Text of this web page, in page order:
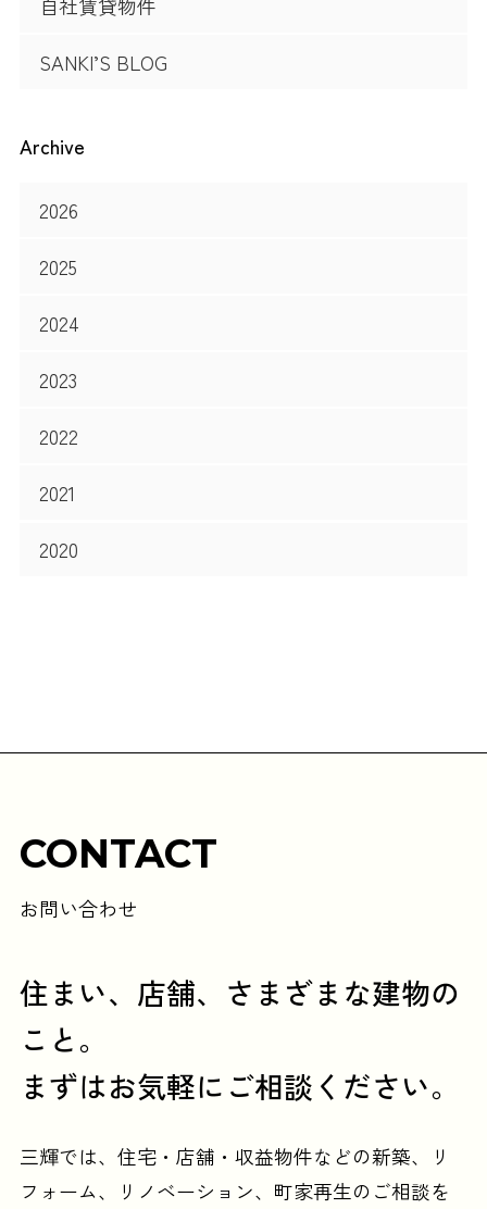
SANKI’S BLOG
Archive
2026
2025
2024
2023
2022
2021
2020
CONTACT
お問い合わせ
住まい、店舗、さまざまな建物の
こと。
まずはお気軽にご相談ください。
三輝では、住宅・店舗・収益物件などの新築、リ
フォーム、リノベーション、町家再生のご相談を